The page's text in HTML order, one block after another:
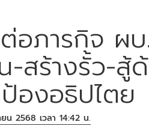
อภารกิจ ผ
-สร้างรั้ว-สู้
องอธิปไตย
น 2568 เวลา 14:42 น.